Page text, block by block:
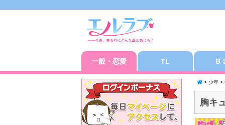
一般・恋愛 TL Ｂ
> 少年 >
胸キ